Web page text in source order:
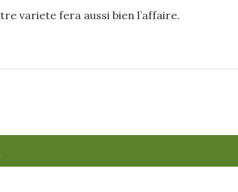
variete fera aussi bien l’affaire.